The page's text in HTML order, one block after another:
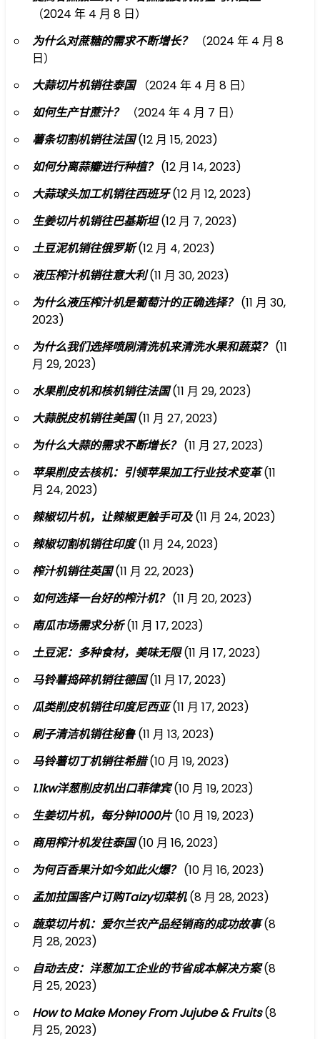
（2024 年 4 月 8 日）
为什么对蔗糖的需求不断增长？
（2024 年 4 月 8
日）
大蒜切片机销往泰国
（2024 年 4 月 8 日）
如何生产甘蔗汁？
（2024 年 4 月 7 日）
薯条切割机销往法国 (12 月 15, 2023)
如何分离蒜瓣进行种植？ (12 月 14, 2023)
大蒜球头加工机销往西班牙 (12 月 12, 2023)
生姜切片机销往巴基斯坦 (12 月 7, 2023)
土豆泥机销往俄罗斯 (12 月 4, 2023)
液压榨汁机销往意大利 (11 月 30, 2023)
为什么液压榨汁机是葡萄汁的正确选择？ (11 月 30,
2023)
为什么我们选择喷刷清洗机来清洗水果和蔬菜？ (11
月 29, 2023)
水果削皮机和核机销往法国 (11 月 29, 2023)
大蒜脱皮机销往美国 (11 月 27, 2023)
为什么大蒜的需求不断增长？ (11 月 27, 2023)
苹果削皮去核机：引领苹果加工行业技术变革 (11
月 24, 2023)
辣椒切片机，让辣椒更触手可及 (11 月 24, 2023)
辣椒切割机销往印度 (11 月 24, 2023)
榨汁机销往英国 (11 月 22, 2023)
如何选择一台好的榨汁机？ (11 月 20, 2023)
南瓜市场需求分析 (11 月 17, 2023)
土豆泥：多种食材，美味无限 (11 月 17, 2023)
马铃薯捣碎机销往德国 (11 月 17, 2023)
瓜类削皮机销往印度尼西亚 (11 月 17, 2023)
刷子清洁机销往秘鲁 (11 月 13, 2023)
马铃薯切丁机销往希腊 (10 月 19, 2023)
1.1kw洋葱削皮机出口菲律宾 (10 月 19, 2023)
生姜切片机，每分钟1000片 (10 月 19, 2023)
商用榨汁机发往泰国 (10 月 16, 2023)
为何百香果汁如今如此火爆？ (10 月 16, 2023)
孟加拉国客户订购Taizy切菜机 (8 月 28, 2023)
蔬菜切片机：爱尔兰农产品经销商的成功故事 (8
月 28, 2023)
自动去皮：洋葱加工企业的节省成本解决方案 (8
月 25, 2023)
How to Make Money From Jujube & Fruits (8
月 25, 2023)